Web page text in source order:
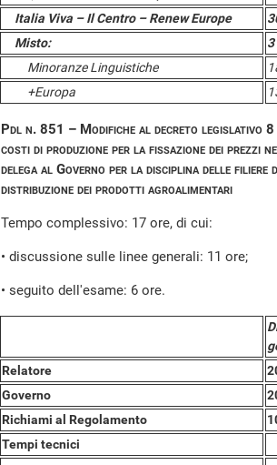
Italia Viva – Il Centro – Renew Europe
Misto:
Minoranze Linguistiche
+Europa
Pdl n. 851 – Modifiche al decreto legislativo 8
costi di produzione per la fissazione dei prezzi
delega al Governo per la disciplina delle filiere
distribuzione dei prodotti agroalimentari
Tempo complessivo: 17 ore, di cui:
• discussione sulle linee generali: 11 ore;
• seguito dell'esame: 6 ore.
Relatore
Governo
Richiami al Regolamento
Tempi tecnici